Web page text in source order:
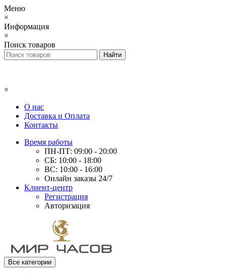
Меню
×
Информация
×
Поиск товаров
×
О нас
Доставка и Оплата
Контакты
Время работы
ПН-ПТ: 09:00 - 20:00
СБ: 10:00 - 18:00
ВС: 10:00 - 16:00
Онлайн заказы 24/7
Клиент-центр
Регистрация
Авторизация
Все категории